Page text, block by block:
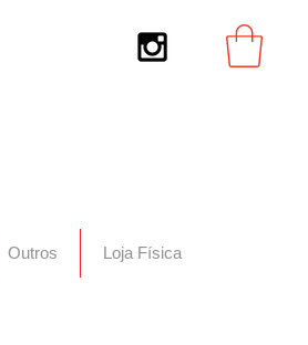
Outros Loja Física